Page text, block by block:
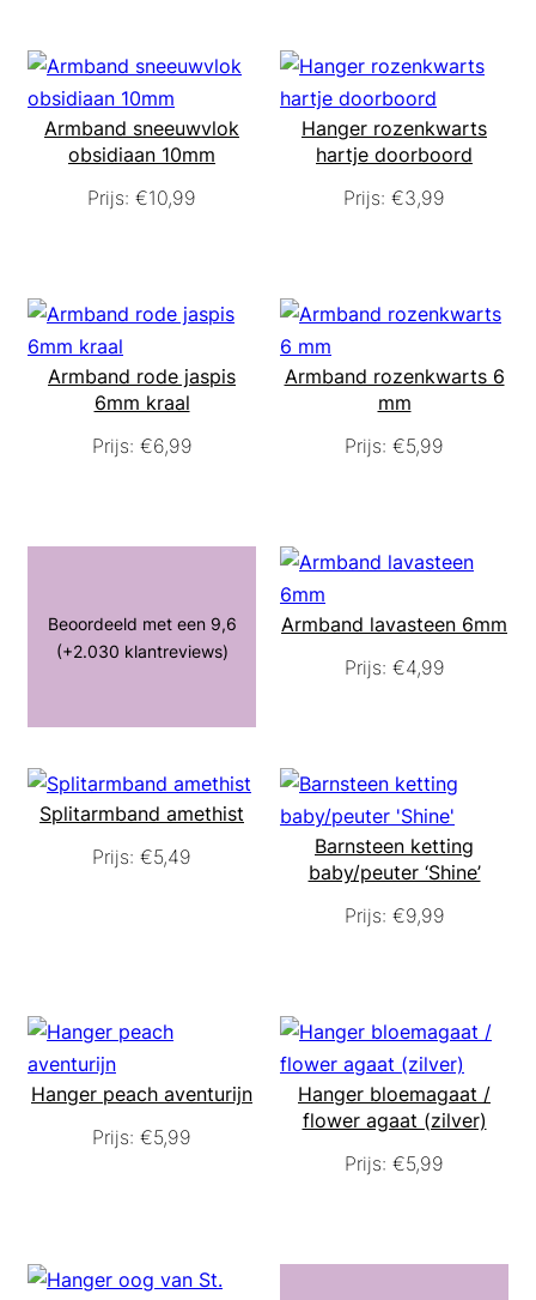
Armband sneeuwvlok
obsidiaan 10mm
Prijs: €10,99
Hanger rozenkwarts
hartje doorboord
Prijs: €3,99
Armband rode jaspis
6mm kraal
Prijs: €6,99
Armband rozenkwarts 6
mm
Prijs: €5,99
Beoordeeld met een 9,6
(+2.030 klantreviews)
Armband lavasteen 6mm
Prijs: €4,99
Splitarmband amethist
Prijs: €5,49
Barnsteen ketting
baby/peuter ‘Shine’
Prijs: €9,99
Hanger peach aventurijn
Prijs: €5,99
Hanger bloemagaat /
flower agaat (zilver)
Prijs: €5,99